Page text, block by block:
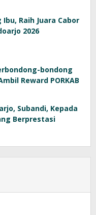
Raih Juara Cabor
2026
bondong
Reward PORKAB
Subandi, Kepada
Berprestasi